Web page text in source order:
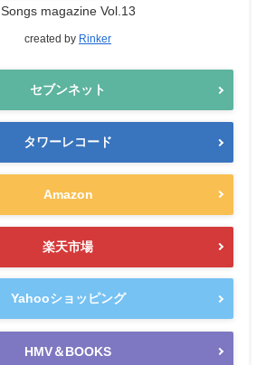
Songs magazine Vol.13
created by Rinker
セブンネット
タワーレコード
Amazon
楽天市場
Yahooショッピング
HMV＆BOOKS